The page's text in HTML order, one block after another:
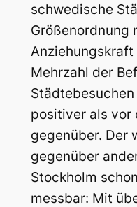
schwedische
Größenordnung
Mehrzahl der
positiver als vor
gegenüber. Der
gegenüber
Stockholm
messbar: Mit